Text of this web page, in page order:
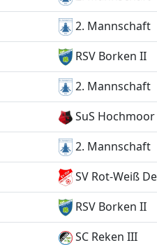
2. Mannschaft
RSV Borken II
2. Mannschaft
SuS Hochmoor
2. Mannschaft
SV Rot-Weiß
RSV Borken II
SC Reken III